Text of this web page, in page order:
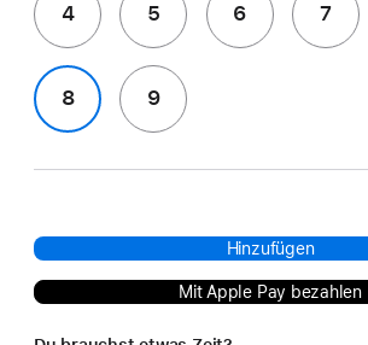
4 5 6 7
8 9
Hinzufügen
Mit Apple Pay bezahlen